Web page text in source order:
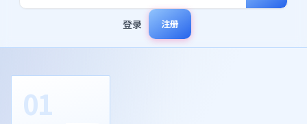
登录 注册
01